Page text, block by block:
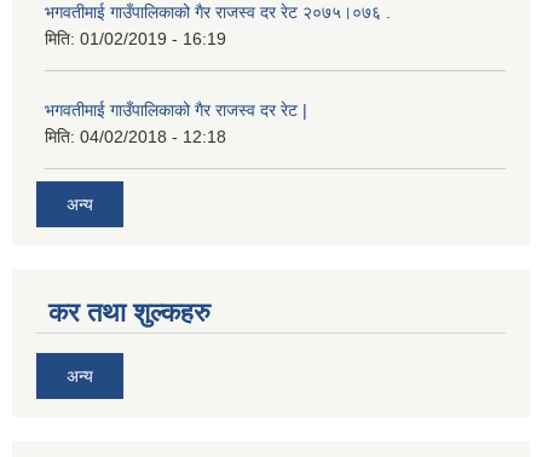
भगवतीमाई गाउँपालिकाको गैर राजस्व दर रेट २०७५।०७६ .
मिति: 01/02/2019 - 16:19
भगवतीमाई गाउँपालिकाको गैर राजस्व दर रेट |
मिति: 04/02/2018 - 12:18
अन्य
कर तथा शुल्कहरु
अन्य